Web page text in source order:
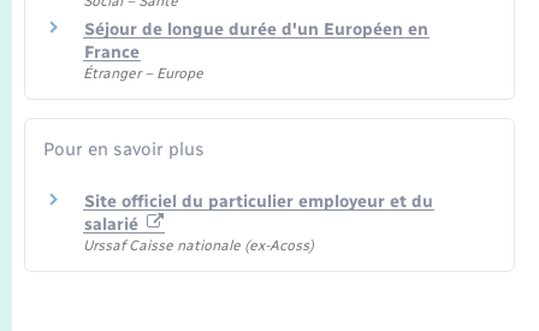
Séjour de longue durée d'un Européen en
France
Étranger – Europe
Pour en savoir plus
Site officiel du particulier employeur et du
salarié
Urssaf Caisse nationale (ex-Acoss)